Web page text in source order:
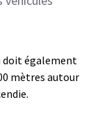
doit également
mètres autour